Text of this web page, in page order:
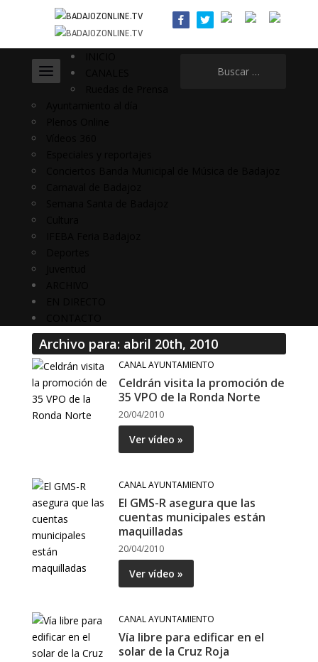
Archivo para: abril 20th, 2010
CANAL AYUNTAMIENTO
Celdrán visita la promoción de
35 VPO de la Ronda Norte
20/04/2010
Ver vídeo »
CANAL AYUNTAMIENTO
El GMS-R asegura que las
cuentas municipales están
maquilladas
20/04/2010
Ver vídeo »
CANAL AYUNTAMIENTO
Vía libre para edificar en el
solar de la Cruz Roja